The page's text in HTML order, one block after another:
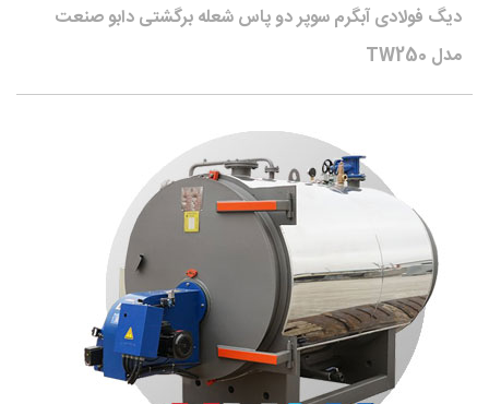
دیگ فولادی آبگرم سوپر دو پاس شعله برگشتی دابو صنعت
مدل TW250